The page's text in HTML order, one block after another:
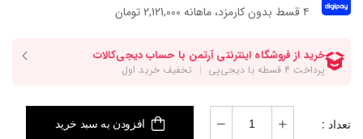
۴ قسط بدون کارمزد، ماهانه 2,121,000 تومان
تعداد : افزودن به سبد خرید